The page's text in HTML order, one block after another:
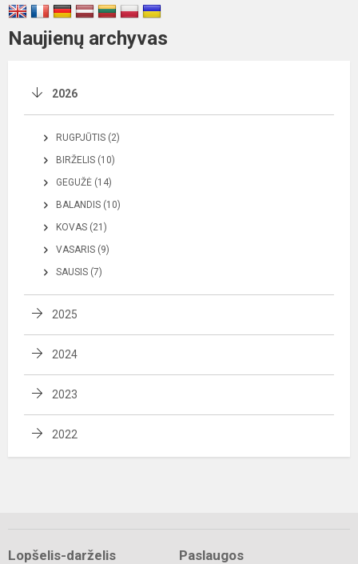
Naujienų archyvas
2026
RUGPJŪTIS (2)
BIRŽELIS (10)
GEGUŽĖ (14)
BALANDIS (10)
KOVAS (21)
VASARIS (9)
SAUSIS (7)
2025
2024
2023
2022
Lopšelis-darželis Paslaugos